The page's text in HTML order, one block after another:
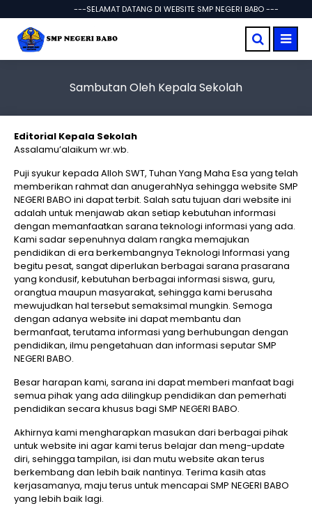
---SELAMAT DATANG DI WEBSITE SMP NEGERI BABO ---
Sambutan Oleh Kepala Sekolah
Editorial Kepala Sekolah
Assalamu’alaikum wr.wb.
Puji syukur kepada Alloh SWT, Tuhan Yang Maha Esa yang telah
memberikan rahmat dan anugerahNya sehingga website SMP
NEGERI BABO ini dapat terbit. Salah satu tujuan dari website ini
adalah untuk menjawab akan setiap kebutuhan informasi
dengan memanfaatkan sarana teknologi informasi yang ada.
Kami sadar sepenuhnya dalam rangka memajukan
pendidikan di era berkembangnya Teknologi Informasi yang
begitu pesat, sangat diperlukan berbagai sarana prasarana
yang kondusif, kebutuhan berbagai informasi siswa, guru,
orangtua maupun masyarakat, sehingga kami berusaha
mewujudkan hal tersebut semaksimal mungkin. Semoga
dengan adanya website ini dapat membantu dan
bermanfaat, terutama informasi yang berhubungan dengan
pendidikan, ilmu pengetahuan dan informasi seputar SMP
NEGERI BABO.
Besar harapan kami, sarana ini dapat memberi manfaat bagi
semua pihak yang ada dilingkup pendidikan dan pemerhati
pendidikan secara khusus bagi SMP NEGERI BABO.
Akhirnya kami mengharapkan masukan dari berbagai pihak
untuk website ini agar kami terus belajar dan meng-update
diri, sehingga tampilan, isi dan mutu website akan terus
berkembang dan lebih baik nantinya. Terima kasih atas
kerjasamanya, maju terus untuk mencapai SMP NEGERI BABO
yang lebih baik lagi.